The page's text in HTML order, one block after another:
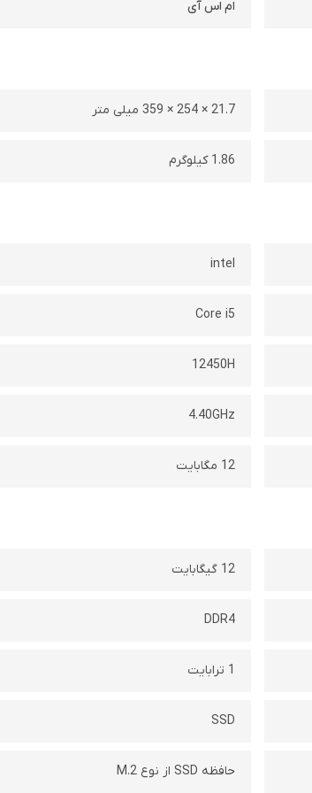
ام اس آی
21.7 × 254 × 359 میلی متر
1.86 کیلوگرم
intel
Core i5
12450H
4.40GHz
12 مگابایت
12 گیگابایت
DDR4
1 ترابایت
SSD
حافظه SSD‌ از نوع M.2